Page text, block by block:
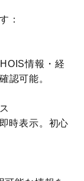
：
情報・経
認可能。
時表示。初心